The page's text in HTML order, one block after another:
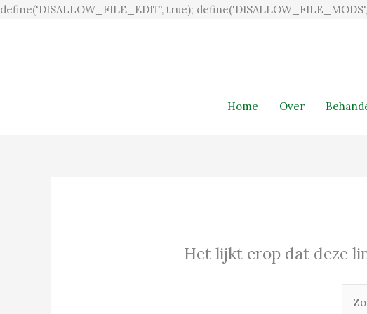
define('DISALLOW_FILE_EDIT', true);
Home Over
Het lijkt erop dat deze
Zoek